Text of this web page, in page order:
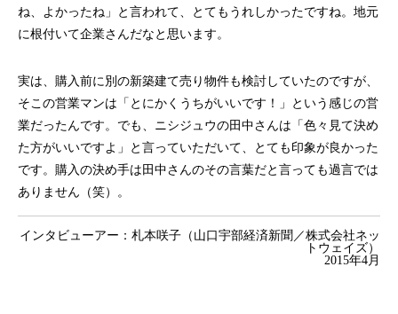
ね、よかったね」と言われて、とてもうれしかったですね。地元
に根付いて企業さんだなと思います。
実は、購入前に別の新築建て売り物件も検討していたのですが、
そこの営業マンは「とにかくうちがいいです！」という感じの営
業だったんです。でも、ニシジュウの田中さんは「色々見て決め
た方がいいですよ」と言っていただいて、とても印象が良かった
です。購入の決め手は田中さんのその言葉だと言っても過言では
ありません（笑）。
インタビューアー：札本咲子（ 山口宇部経済新聞／株式会社ネッ
トウェイズ）
2015年4月